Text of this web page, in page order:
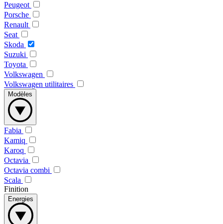
Peugeot
Porsche
Renault
Seat
Skoda
Suzuki
Toyota
Volkswagen
Volkswagen utilitaires
Modèles
Fabia
Kamiq
Karoq
Octavia
Octavia combi
Scala
Finition
Energies